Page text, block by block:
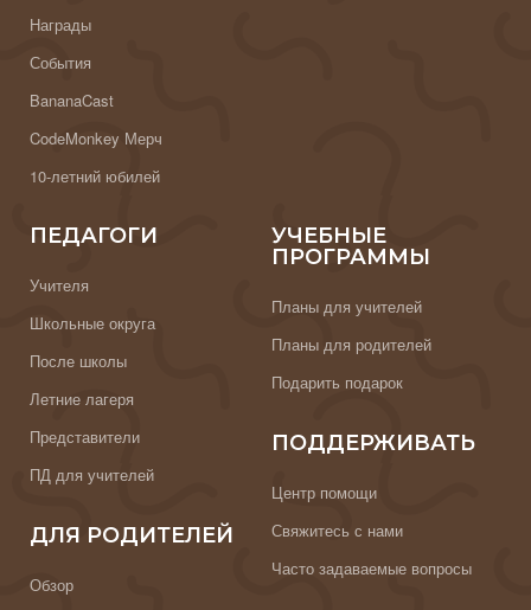
Награды
События
BananaCast
CodeMonkey Мерч
10-летний юбилей
ПЕДАГОГИ
Учителя
Школьные округа
После школы
Летние лагеря
Представители
ПД для учителей
ДЛЯ РОДИТЕЛЕЙ
Обзор
УЧЕБНЫЕ
ПРОГРАММЫ
Планы для учителей
Планы для родителей
Подарить подарок
ПОДДЕРЖИВАТЬ
Центр помощи
Свяжитесь с нами
Часто задаваемые вопросы